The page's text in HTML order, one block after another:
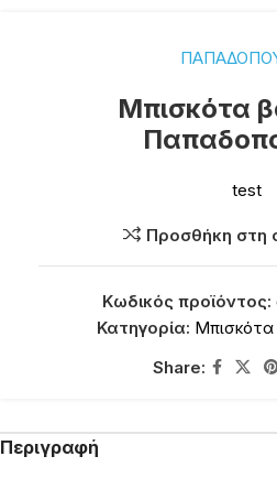
Μπισκότα
test
Προσθήκη στη
Κωδικός προϊόντος:
Κατηγορία: Μπισκότα
Share:
Περιγραφή